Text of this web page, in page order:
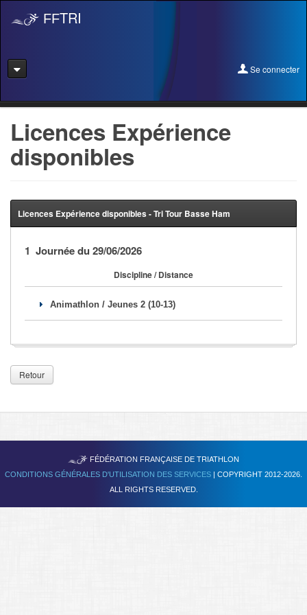
FFTRI
Se connecter
Pass Rentrée Bougez/Club
Se former
Nous Contacter
Licences Expérience
disponibles
Licences Expérience disponibles - Tri Tour Basse Ham
1 Journée du 29/06/2026
Discipline / Distance
Animathlon / Jeunes 2 (10-13)
Retour
FÉDÉRATION FRANÇAISE DE TRIATHLON
CONDITIONS GÉNÉRALES D'UTILISATION DES SERVICES | COPYRIGHT 2012-2026.
ALL RIGHTS RESERVED.